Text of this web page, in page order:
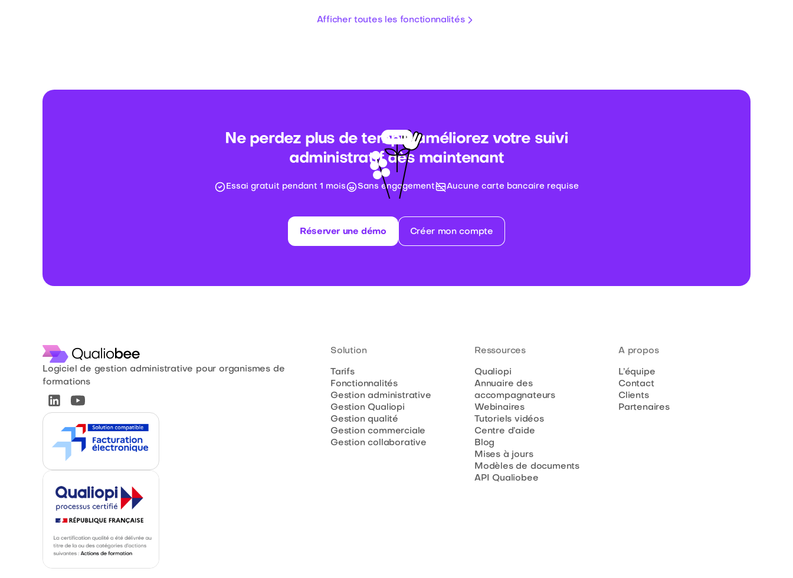
Afficher toutes les fonctionnalités
Ne perdez plus de temps, améliorez votre suivi
administratif dès maintenant
Essai gratuit pendant 1 mois Sans engagement Aucune carte bancaire requise
Réserver une démo Créer mon compte
Logiciel de gestion administrative pour organismes de
formations
Solution
Tarifs
Fonctionnalités
Gestion administrative
Gestion Qualiopi
Gestion qualité
Gestion commerciale
Gestion collaborative
Ressources
Qualiopi
Annuaire des
accompagnateurs
Webinaires
Tutoriels vidéos
Centre d’aide
Blog
Mises à jours
Modèles de documents
API Qualiobee
A propos
L’équipe
Contact
Clients
Partenaires